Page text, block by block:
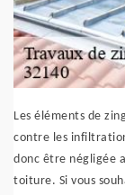
Les éléments de
contre les
donc être négligée
toiture. Si vous